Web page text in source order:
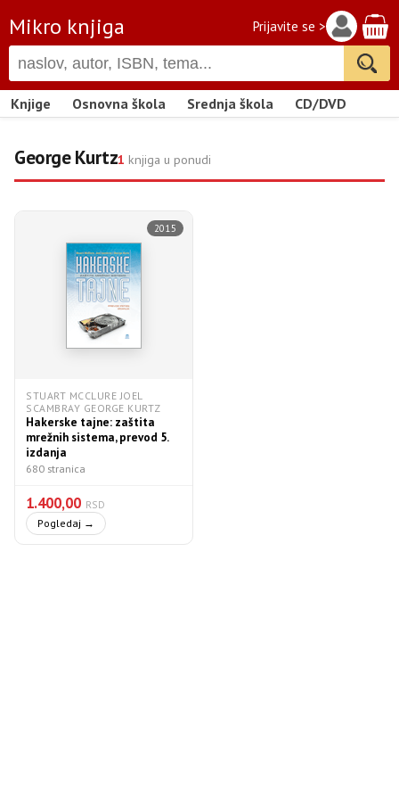
Mikro knjiga Prijavite se >
Knjige Osnovna škola Srednja škola CD/DVD
George Kurtz1 knjiga u ponudi
2015
STUART MCCLURE JOEL
SCAMBRAY GEORGE KURTZ
Hakerske tajne: zaštita
mrežnih sistema, prevod 5.
izdanja
680 stranica
1.400,00 RSD
Pogledaj →